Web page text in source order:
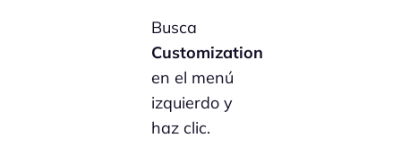
Busca
Customization
en el menú
izquierdo y
haz clic.